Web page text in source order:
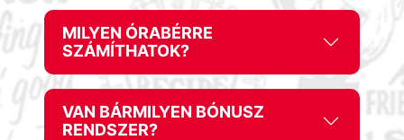
MILYEN ÓRABÉRRE
SZÁMÍTHATOK?
VAN BÁRMILYEN BÓNUSZ
RENDSZER?